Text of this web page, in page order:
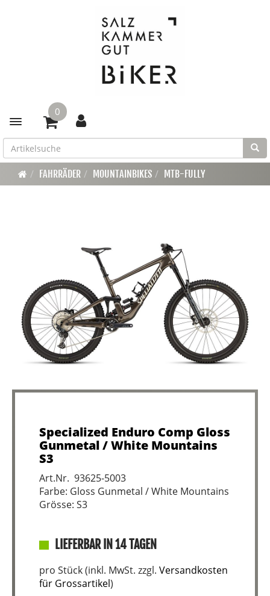
Toggle navigation
0
FAHRRÄDER MOUNTAINBIKES MTB-FULLY
Specialized Enduro Comp Gloss
Gunmetal / White Mountains
S3
Art.Nr. 93625-5003
Farbe: Gloss Gunmetal / White Mountains
Grösse: S3
LIEFERBAR IN 14 TAGEN
pro Stück (inkl. MwSt. zzgl. Versandkosten
für Grossartikel)